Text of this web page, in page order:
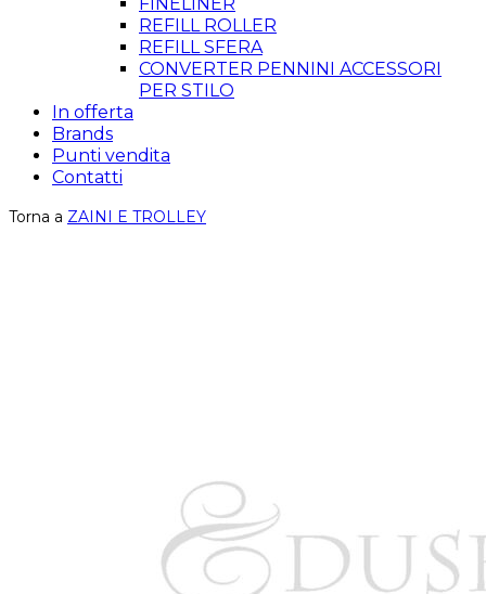
REFILL ROLLER
REFILL SFERA
CONVERTER PENNINI ACCESSORI
PER STILO
In offerta
Brands
Punti vendita
Contatti
Torna a ZAINI E TROLLEY